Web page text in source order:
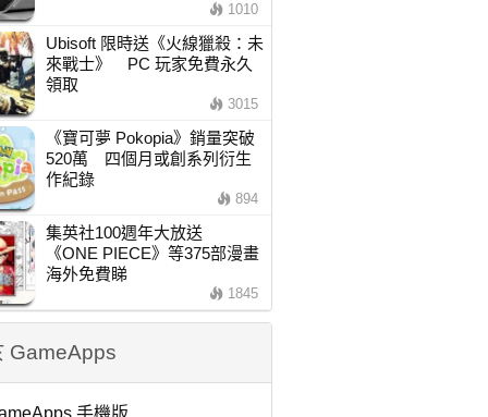
1010
Ubisoft 限時送《火線獵殺：未
來戰士》 PC 玩家免費永久
領取
3015
《寶可夢 Pokopia》銷量突破
520萬 四個月或創系列衍生
作紀錄
894
集英社100週年大放送
《ONE PIECE》等375部漫畫
海外免費睇
1845
GameApps
手機版